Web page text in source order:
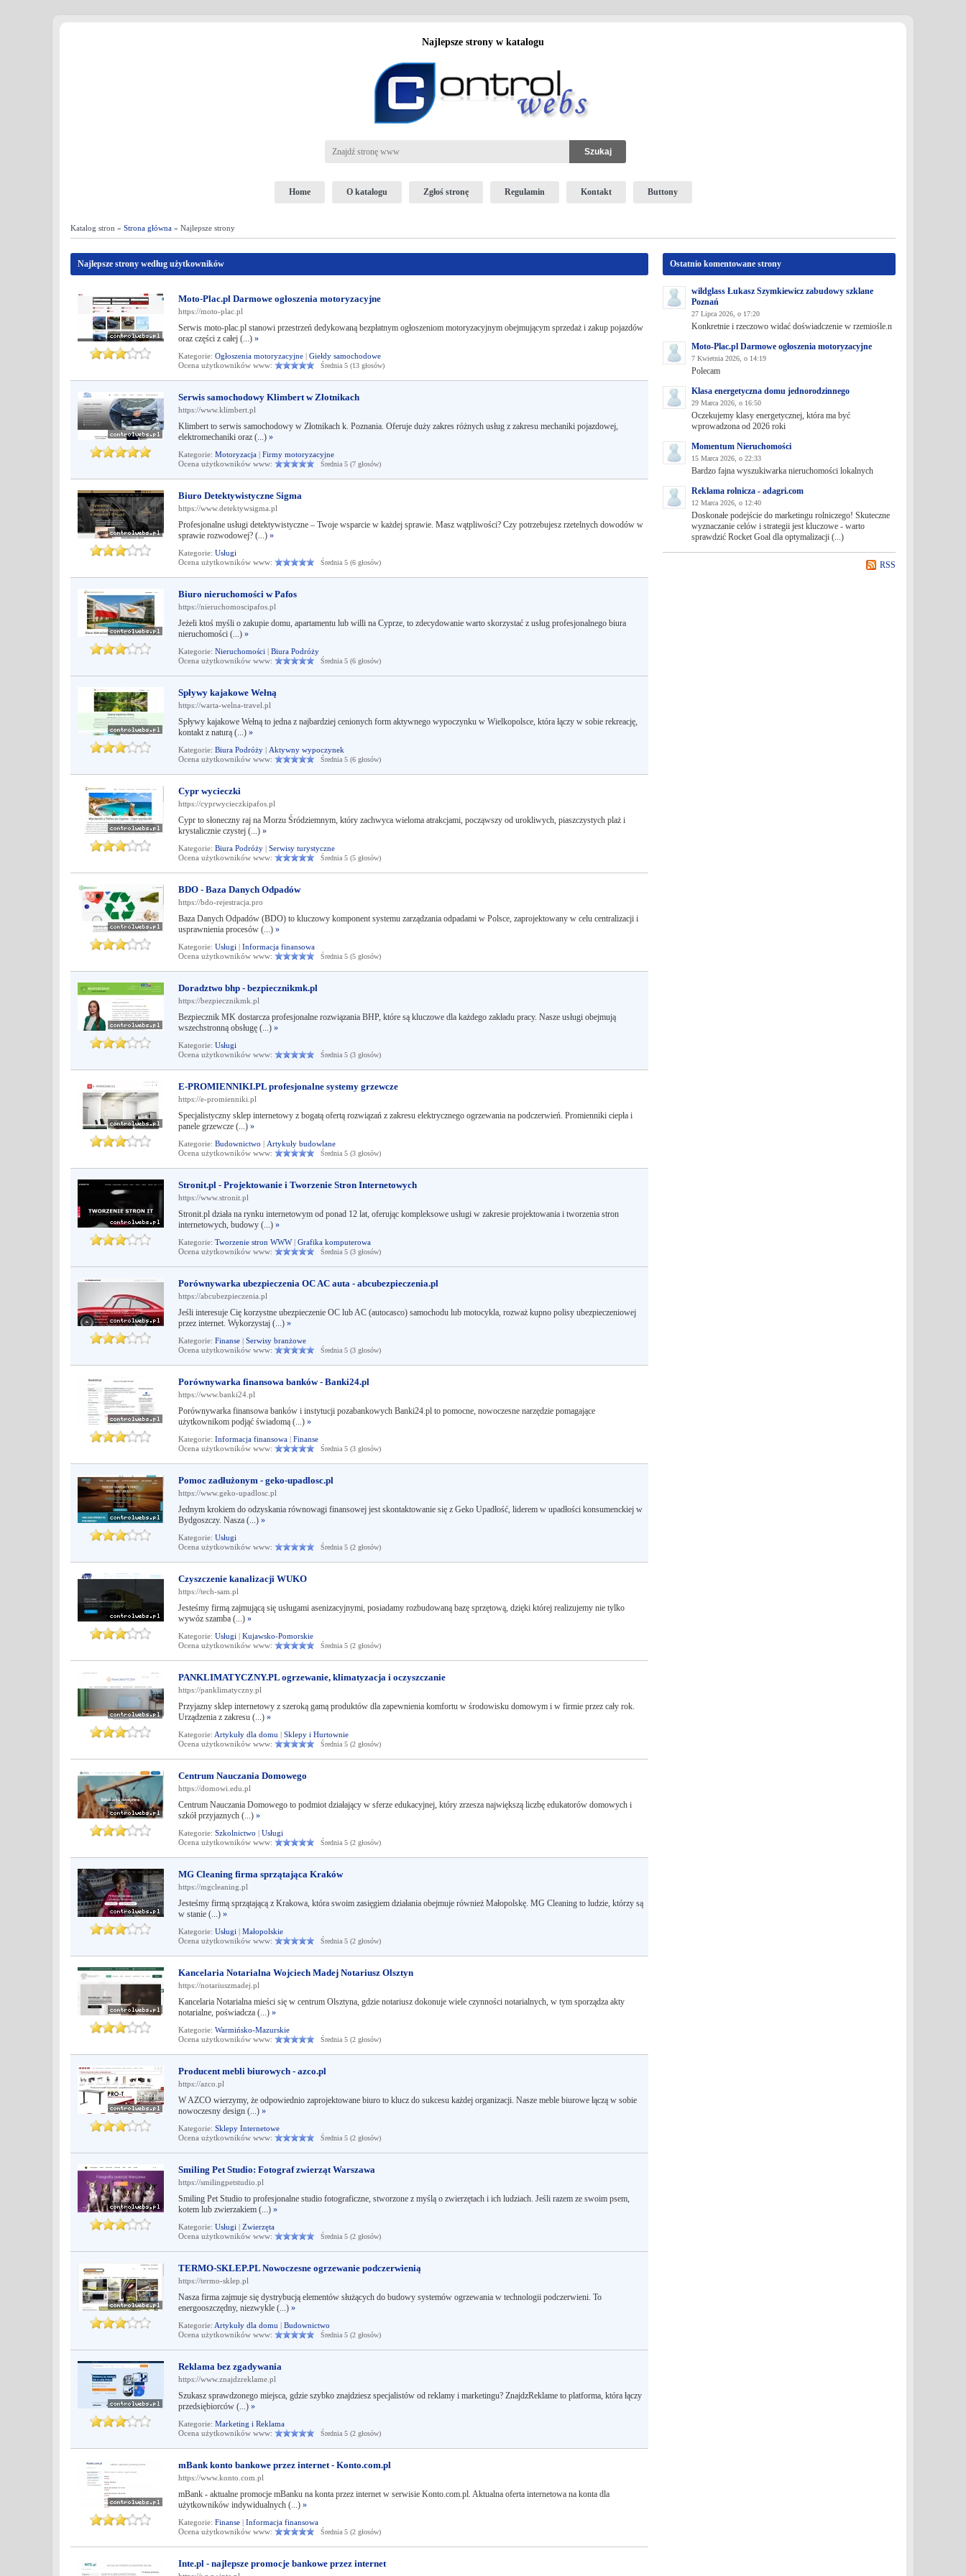
Najlepsze strony w katalogu
Home O katalogu Zgłoś stronę Regulamin Kontakt Buttony
Katalog stron » Strona główna » Najlepsze strony
Najlepsze strony według użytkowników
Moto-Plac.pl Darmowe ogłoszenia motoryzacyjne
https://moto-plac.pl
Serwis moto-plac.pl stanowi przestrzeń dedykowaną bezpłatnym ogłoszeniom motoryzacyjnym obejmującym sprzedaż i zakup pojazdów
oraz części z całej (...) »
Kategorie: Ogłoszenia motoryzacyjne | Giełdy samochodowe
Ocena użytkowników www:
Średnia 5 (13 głosów)
Serwis samochodowy Klimbert w Złotnikach
https://www.klimbert.pl
Klimbert to serwis samochodowy w Złotnikach k. Poznania. Oferuje duży zakres różnych usług z zakresu mechaniki pojazdowej,
elektromechaniki oraz (...) »
Kategorie: Motoryzacja | Firmy motoryzacyjne
Ocena użytkowników www:
Średnia 5 (7 głosów)
Biuro Detektywistyczne Sigma
https://www.detektywsigma.pl
Profesjonalne usługi detektywistyczne – Twoje wsparcie w każdej sprawie. Masz wątpliwości? Czy potrzebujesz rzetelnych dowodów w
sprawie rozwodowej? (...) »
Kategorie: Usługi
Ocena użytkowników www:
Średnia 5 (6 głosów)
Biuro nieruchomości w Pafos
https://nieruchomoscipafos.pl
Jeżeli ktoś myśli o zakupie domu, apartamentu lub willi na Cyprze, to zdecydowanie warto skorzystać z usług profesjonalnego biura
nieruchomości (...) »
Kategorie: Nieruchomości | Biura Podróży
Ocena użytkowników www:
Średnia 5 (6 głosów)
Spływy kajakowe Wełną
https://warta-welna-travel.pl
Spływy kajakowe Wełną to jedna z najbardziej cenionych form aktywnego wypoczynku w Wielkopolsce, która łączy w sobie rekreację,
kontakt z naturą (...) »
Kategorie: Biura Podróży | Aktywny wypoczynek
Ocena użytkowników www:
Średnia 5 (6 głosów)
Cypr wycieczki
https://cyprwycieczkipafos.pl
Cypr to słoneczny raj na Morzu Śródziemnym, który zachwyca wieloma atrakcjami, począwszy od urokliwych, piaszczystych plaż i
krystalicznie czystej (...) »
Kategorie: Biura Podróży | Serwisy turystyczne
Ocena użytkowników www:
Średnia 5 (5 głosów)
BDO - Baza Danych Odpadów
https://bdo-rejestracja.pro
Baza Danych Odpadów (BDO) to kluczowy komponent systemu zarządzania odpadami w Polsce, zaprojektowany w celu centralizacji i
usprawnienia procesów (...) »
Kategorie: Usługi | Informacja finansowa
Ocena użytkowników www:
Średnia 5 (5 głosów)
Doradztwo bhp - bezpiecznikmk.pl
https://bezpiecznikmk.pl
Bezpiecznik MK dostarcza profesjonalne rozwiązania BHP, które są kluczowe dla każdego zakładu pracy. Nasze usługi obejmują
wszechstronną obsługę (...) »
Kategorie: Usługi
Ocena użytkowników www:
Średnia 5 (3 głosów)
E-PROMIENNIKI.PL profesjonalne systemy grzewcze
https://e-promienniki.pl
Specjalistyczny sklep internetowy z bogatą ofertą rozwiązań z zakresu elektrycznego ogrzewania na podczerwień. Promienniki ciepła i
panele grzewcze (...) »
Kategorie: Budownictwo | Artykuły budowlane
Ocena użytkowników www:
Średnia 5 (3 głosów)
Stronit.pl - Projektowanie i Tworzenie Stron Internetowych
https://www.stronit.pl
Stronit.pl działa na rynku internetowym od ponad 12 lat, oferując kompleksowe usługi w zakresie projektowania i tworzenia stron
internetowych, budowy (...) »
Kategorie: Tworzenie stron WWW| Grafika komputerowa
Ocena użytkowników www:
Średnia 5 (3 głosów)
Porównywarka ubezpieczenia OC AC auta - abcubezpieczenia.pl
https://abcubezpieczenia.pl
Jeśli interesuje Cię korzystne ubezpieczenie OC lub AC (autocasco) samochodu lub motocykla, rozważ kupno polisy ubezpieczeniowej
przez internet. Wykorzystaj (...) »
Kategorie: Finanse | Serwisy branżowe
Ocena użytkowników www:
Średnia 5 (3 głosów)
Porównywarka finansowa banków - Banki24.pl
https://www.banki24.pl
Porównywarka finansowa banków i instytucji pozabankowych Banki24.pl to pomocne, nowoczesne narzędzie pomagające
użytkownikom podjąć świadomą (...) »
Kategorie: Informacja finansowa | Finanse
Ocena użytkowników www:
Średnia 5 (3 głosów)
Pomoc zadłużonym - geko-upadlosc.pl
https://www.geko-upadlosc.pl
Jednym krokiem do odzyskania równowagi finansowej jest skontaktowanie się z Geko Upadłość, liderem w upadłości konsumenckiej w
Bydgoszczy. Nasza (...) »
Kategorie: Usługi
Ocena użytkowników www:
Średnia 5 (2 głosów)
Czyszczenie kanalizacji WUKO
https://tech-sam.pl
Jesteśmy firmą zajmującą się usługami asenizacyjnymi, posiadamy rozbudowaną bazę sprzętową, dzięki której realizujemy nie tylko
wywóz szamba (...) »
Kategorie: Usługi | Kujawsko-Pomorskie
Ocena użytkowników www:
Średnia 5 (2 głosów)
PANKLIMATYCZNY.PL ogrzewanie, klimatyzacja i oczyszczanie
https://panklimatyczny.pl
Przyjazny sklep internetowy z szeroką gamą produktów dla zapewnienia komfortu w środowisku domowym i w firmie przez cały rok.
Urządzenia z zakresu (...) »
Kategorie: Artykuły dla domu | Sklepy i Hurtownie
Ocena użytkowników www:
Średnia 5 (2 głosów)
Centrum Nauczania Domowego
https://domowi.edu.pl
Centrum Nauczania Domowego to podmiot działający w sferze edukacyjnej, który zrzesza największą liczbę edukatorów domowych i
szkół przyjaznych (...) »
Kategorie: Szkolnictwo | Usługi
Ocena użytkowników www:
Średnia 5 (2 głosów)
MG Cleaning firma sprzątająca Kraków
https://mgcleaning.pl
Jesteśmy firmą sprzątającą z Krakowa, która swoim zasięgiem działania obejmuje również Małopolskę. MG Cleaning to ludzie, którzy są
w stanie (...) »
Kategorie: Usługi | Małopolskie
Ocena użytkowników www:
Średnia 5 (2 głosów)
Kancelaria Notarialna Wojciech Madej Notariusz Olsztyn
https://notariuszmadej.pl
Kancelaria Notarialna mieści się w centrum Olsztyna, gdzie notariusz dokonuje wiele czynności notarialnych, w tym sporządza akty
notarialne, poświadcza (...) »
Kategorie: Warmińsko-Mazurskie
Ocena użytkowników www:
Średnia 5 (2 głosów)
Producent mebli biurowych - azco.pl
https://azco.pl
W AZCO wierzymy, że odpowiednio zaprojektowane biuro to klucz do sukcesu każdej organizacji. Nasze meble biurowe łączą w sobie
nowoczesny design (...) »
Kategorie: Sklepy Internetowe
Ocena użytkowników www:
Średnia 5 (2 głosów)
Smiling Pet Studio: Fotograf zwierząt Warszawa
https://smilingpetstudio.pl
Smiling Pet Studio to profesjonalne studio fotograficzne, stworzone z myślą o zwierzętach i ich ludziach. Jeśli razem ze swoim psem,
kotem lub zwierzakiem (...) »
Kategorie: Usługi | Zwierzęta
Ocena użytkowników www:
Średnia 5 (2 głosów)
TERMO-SKLEP.PL Nowoczesne ogrzewanie podczerwienią
https://termo-sklep.pl
Nasza firma zajmuje się dystrybucją elementów służących do budowy systemów ogrzewania w technologii podczerwieni. To
energooszczędny, niezwykle (...) »
Kategorie: Artykuły dla domu | Budownictwo
Ocena użytkowników www:
Średnia 5 (2 głosów)
Reklama bez zgadywania
https://www.znajdzreklame.pl
Szukasz sprawdzonego miejsca, gdzie szybko znajdziesz specjalistów od reklamy i marketingu? ZnajdzReklame to platforma, która łączy
przedsiębiorców (...) »
Kategorie: Marketing i Reklama
Ocena użytkowników www:
Średnia 5 (2 głosów)
mBank konto bankowe przez internet - Konto.com.pl
https://www.konto.com.pl
mBank - aktualne promocje mBanku na konta przez internet w serwisie Konto.com.pl. Aktualna oferta internetowa na konta dla
użytkowników indywidualnych (...) »
Kategorie: Finanse | Informacja finansowa
Ocena użytkowników www:
Średnia 5 (2 głosów)
Inte.pl - najlepsze promocje bankowe przez internet
Ostatnio komentowane strony
wildglass Łukasz Szymkiewicz zabudowy szklane
Poznań
27 Lipca 2026, o 17:20
Konkretnie i rzeczowo widać doświadczenie w rzemiośle.n
Moto-Plac.pl Darmowe ogłoszenia motoryzacyjne
7 Kwietnia 2026, o 14:19
Polecam
Klasa energetyczna domu jednorodzinnego
29 Marca 2026, o 16:50
Oczekujemy klasy energetycznej, która ma być
wprowadzona od 2026 roki
Momentum Nieruchomości
15 Marca 2026, o 22:33
Bardzo fajna wyszukiwarka nieruchomości lokalnych
Reklama rolnicza - adagri.com
12 Marca 2026, o 12:40
Doskonałe podejście do marketingu rolniczego! Skuteczne
wyznaczanie celów i strategii jest kluczowe - warto
sprawdzić Rocket Goal dla optymalizacji (...)
RSS